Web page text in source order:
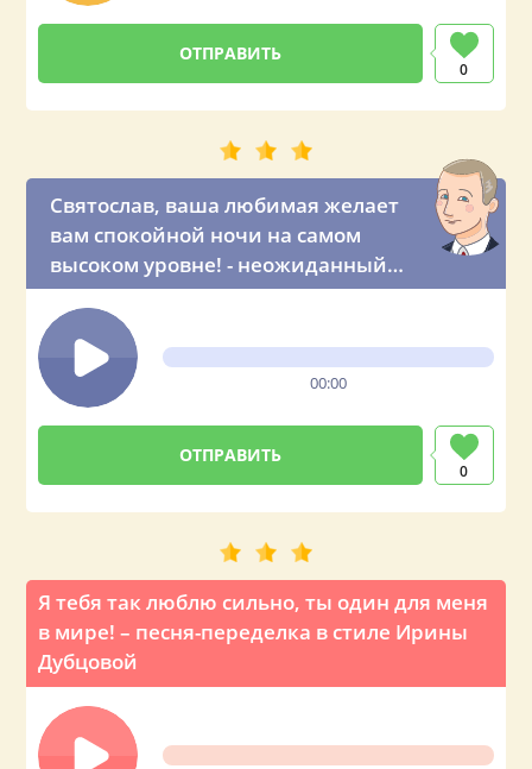
0
Святослав, ваша любимая желает
вам спокойной ночи на самом
высоком уровне! - неожиданный
звонок на ночь от президента
Путина
00:00
0
Я тебя так люблю сильно, ты один для меня
в мире! – песня-переделка в стиле Ирины
Дубцовой